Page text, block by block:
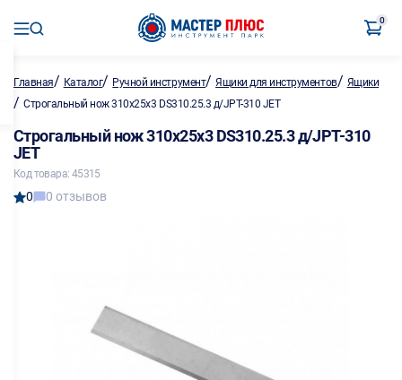
0
Главная/ Каталог/ Ручной инструмент/Ящики для инструментов/ Ящики
/ Строгальный нож 310х25х3 DS310.25.3 д/JPT-310 JET
Строгальный нож 310х25х3 DS310.25.3 д/JPT-310
JET
Код товара: 45315
0 0 отзывов